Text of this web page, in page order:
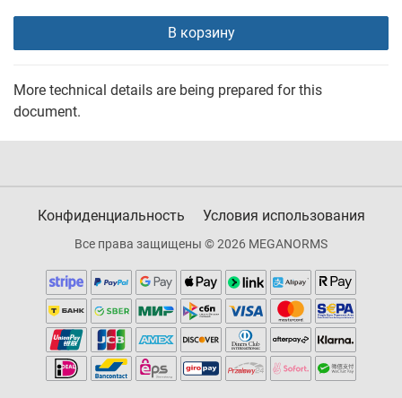
В корзину
More technical details are being prepared for this
document.
Конфиденциальность Условия использования
Все права защищены © 2026 MEGANORMS